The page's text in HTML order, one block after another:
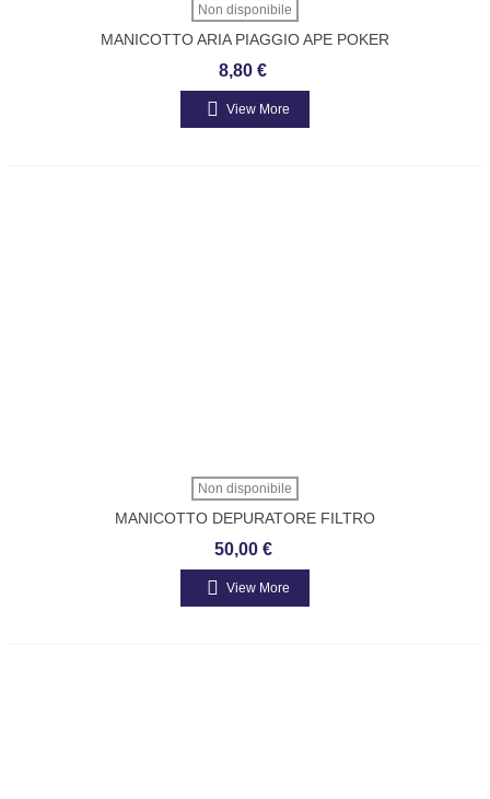
Non disponibile
MANICOTTO ARIA PIAGGIO APE POKER
BENZINA 257804
8,80 €
View More
Non disponibile
MANICOTTO DEPURATORE FILTRO
ARIA PORTER 1.3 1788187Z09000
50,00 €
View More